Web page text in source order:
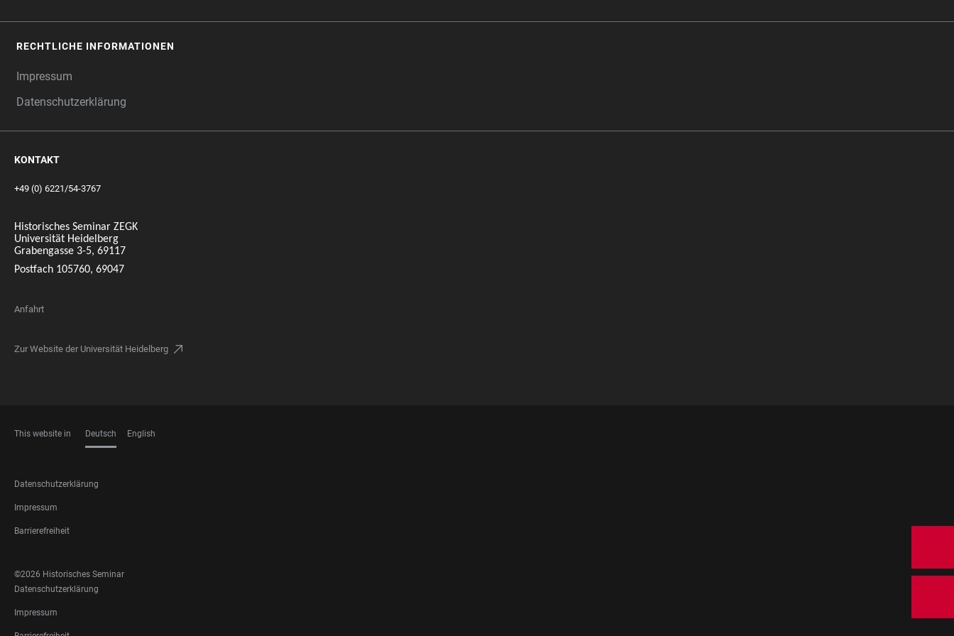
RECHTLICHE INFORMATIONEN
Impressum
Datenschutzerklärung
KONTAKT
+49 (0) 6221/54-3767
Historisches Seminar ZEGK
Universität Heidelberg
Grabengasse 3-5, 69117
Postfach 105760, 69047
Anfahrt
Zur Website der Universität Heidelberg
This website in Deutsch English
FOOTER
LEGAL
Datenschutzerklärung
Impressum
Barrierefreiheit
SOCIAL
©2026 Historisches Seminar
FOOTER
LEGAL
Datenschutzerklärung
Impressum